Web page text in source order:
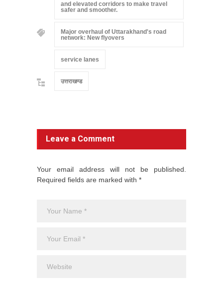
and elevated corridors to make travel
safer and smoother.
Major overhaul of Uttarakhand's road
network: New flyovers
service lanes
उत्तराखण्ड
Leave a Comment
Your email address will not be published.
Required fields are marked with *